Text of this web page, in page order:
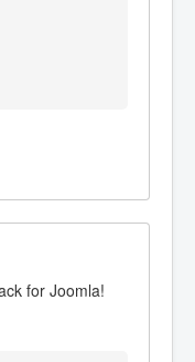
for Joomla!